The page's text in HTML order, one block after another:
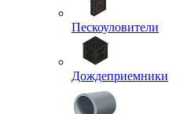
Пескоуловители
Дождеприемники